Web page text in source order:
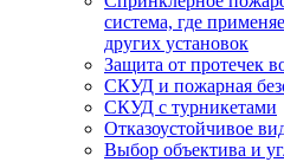
система, где
других установок
Защита от протечек
СКУД и пожарная
СКУД с турникетами
Отказоустойчивое
Выбор объектива и